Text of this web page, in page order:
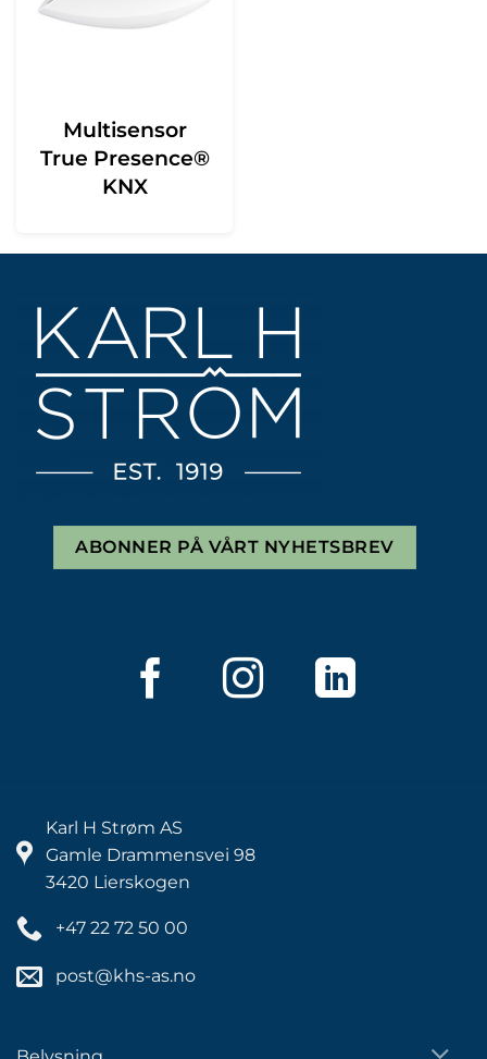
Multisensor
True Presence®
KNX
ABONNER PÅ VÅRT NYHETSBREV
Karl H Strøm AS
Gamle Drammensvei 98
3420 Lierskogen
+47 22 72 50 00
post@khs-as.no